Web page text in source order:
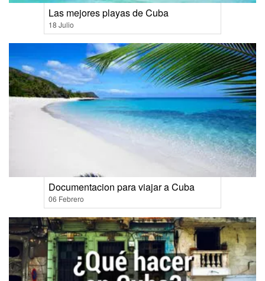
Las mejores playas de Cuba
18 Julio
Documentacion para viajar a Cuba
06 Febrero